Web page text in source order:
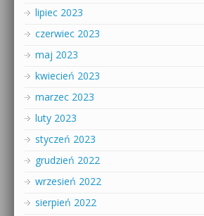
lipiec 2023
czerwiec 2023
maj 2023
kwiecień 2023
marzec 2023
luty 2023
styczeń 2023
grudzień 2022
wrzesień 2022
sierpień 2022